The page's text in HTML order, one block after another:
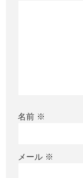
名前 ※
メール ※